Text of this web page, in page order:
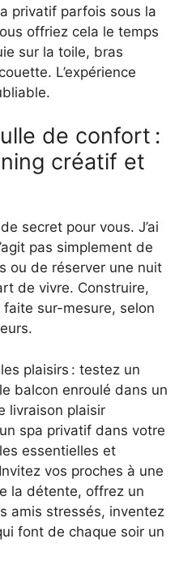
privatif parfois sous la
offriez cela le temps
sur la toile, bras
L’expérience
de confort :
créatif et
secret pour vous. J’ai
pas simplement de
ou de réserver une nuit
de vivre. Construire,
sur-mesure, selon
plaisirs : testez un
balcon enroulé dans un
livraison plaisir
spa privatif dans votre
essentielles et
vos proches à une
la détente, offrez un
amis stressés, inventez
font de chaque soir un